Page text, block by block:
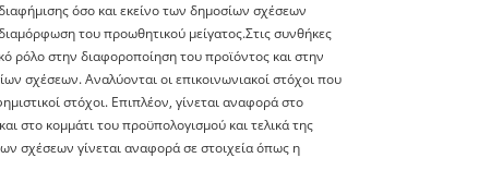
όσο και εκείνο των δημοσίων σχέσεων
του προωθητικού μείγατος.Στις συνθήκες
ρόλο στην διαφοροποίηση του προϊόντος και στην
σχέσεων. Αναλύονται οι επικοινωνιακοί στόχοι που
στόχοι. Επιπλέον, γίνεται αναφορά στο
στο κομμάτι του προϋπολογισμού και τελικά της
σχέσεων γίνεται αναφορά σε στοιχεία όπως η